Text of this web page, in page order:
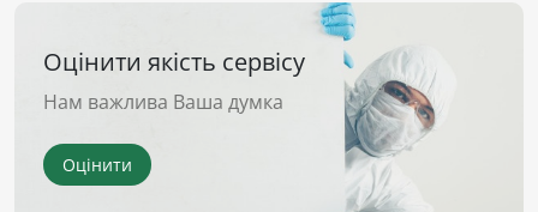
Оцінити якість сервісу
Нам важлива Ваша думка
Оцінити